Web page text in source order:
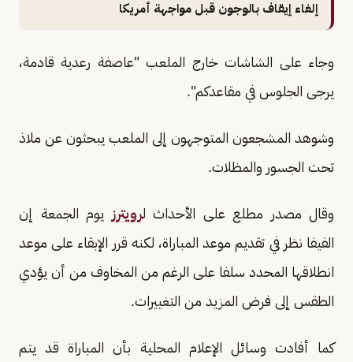
إلغاء إيقاف بالوجون قبل مواجهة أمريكا
وجاء على الشاشات خارج الملعب "عاصفة رعدية قادمة،
يرجى الجلوس في مقاعدكم".
وشوهد المشجعون المتوجهون إلى الملعب يبحثون عن ملاذ
تحت الجسور والمظلات.
وقال مصدر مطلع على الأحداث لرويترز
يوم الجمعة إن
الفيفا نظر في تقديم موعد المباراة، لكنه قرر الإبقاء على موعد
انطلاقها المحدد سلفا على الرغم من المخاوف من أن يؤدي
الطقس إلى فرض المزيد من التغييرات.
كما أفادت وسائل الإعلام المحلية بأن المباراة قد يتم